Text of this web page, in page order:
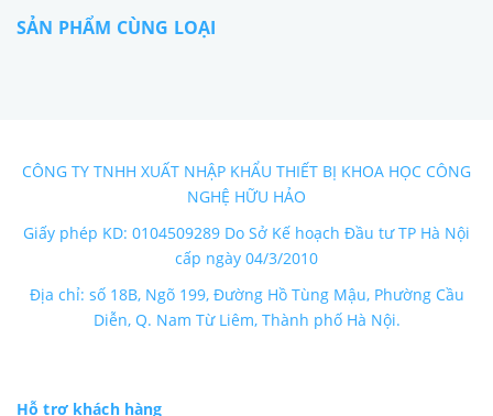
SẢN PHẨM CÙNG LOẠI
CÔNG TY TNHH XUẤT NHẬP KHẨU THIẾT BỊ KHOA HỌC CÔNG
NGHỆ HỮU HẢO
Giấy phép KD: 0104509289 Do Sở Kế hoạch Đầu tư TP Hà Nội
cấp ngày 04/3/2010
Địa chỉ: số 18B, Ngõ 199, Đường Hồ Tùng Mậu, Phường Cầu
Diễn, Q. Nam Từ Liêm, Thành phố Hà Nội.
Hỗ trợ khách hàng